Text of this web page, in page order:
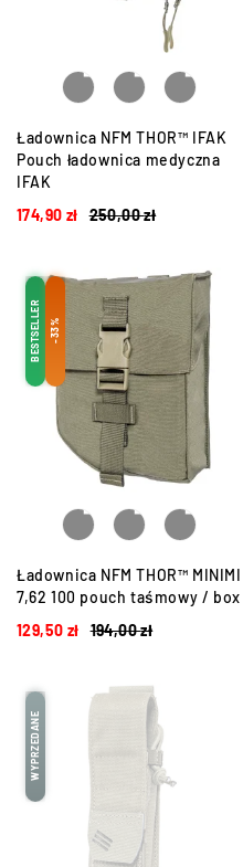
Ładownica NFM THOR™ IFAK
Pouch ładownica medyczna
IFAK
250,00zł
174,90 zł
BESTSELLER -33%
Ładownica NFM THOR™ MINIMI
7,62 100 pouch taśmowy / box
194,00zł
129,50 zł
WYPRZEDANE